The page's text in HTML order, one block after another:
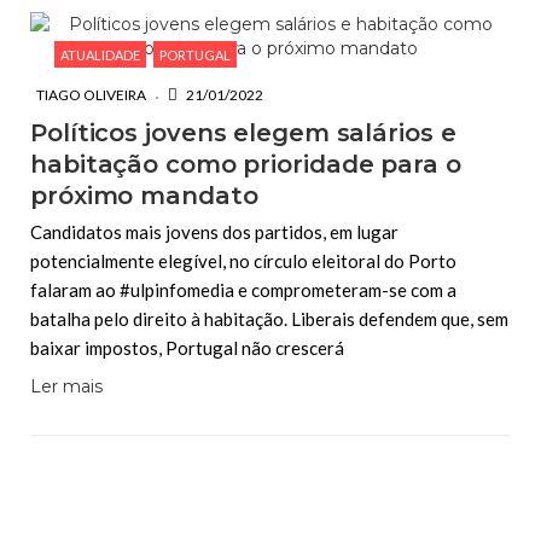
ATUALIDADE PORTUGAL
TIAGO OLIVEIRA 21/01/2022
Políticos jovens elegem salários e
habitação como prioridade para o
próximo mandato
Candidatos mais jovens dos partidos, em lugar
potencialmente elegível, no círculo eleitoral do Porto
falaram ao #ulpinfomedia e comprometeram-se com a
batalha pelo direito à habitação. Liberais defendem que, sem
baixar impostos, Portugal não crescerá
Ler mais